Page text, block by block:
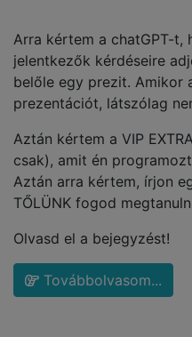
Arra kértem a chatGPT-t,
jelentkezők kérdéseire
belőle egy prezit. Amikor
prezentációt, látszólag
Aztán kértem a VIP
csak), amit én
Aztán arra kértem, írjon
TŐLÜNK fogod
Olvasd el a bejegyzést!
Továbbolvasom...